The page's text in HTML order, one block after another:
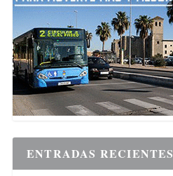
ENTRADAS RECIENTES